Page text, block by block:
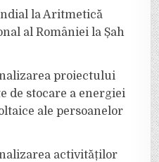
la Aritmetică
al României la Șah
proiectului
de stocare a energiei
ale persoanelor
activităților